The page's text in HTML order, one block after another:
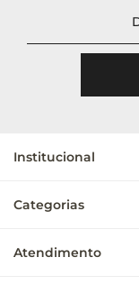
Institucional
Categorias
Atendimento